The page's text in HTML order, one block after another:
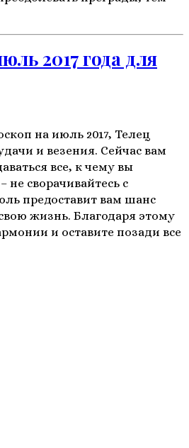
2017 года для
на июль 2017, Телец
и везения. Сейчас вам
все, к чему вы
не сворачивайтесь с
предоставит вам шанс
жизнь. Благодаря этому
и оставите позади все